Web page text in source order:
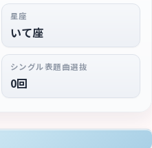
星座
いて座
シングル表題曲選抜
0回